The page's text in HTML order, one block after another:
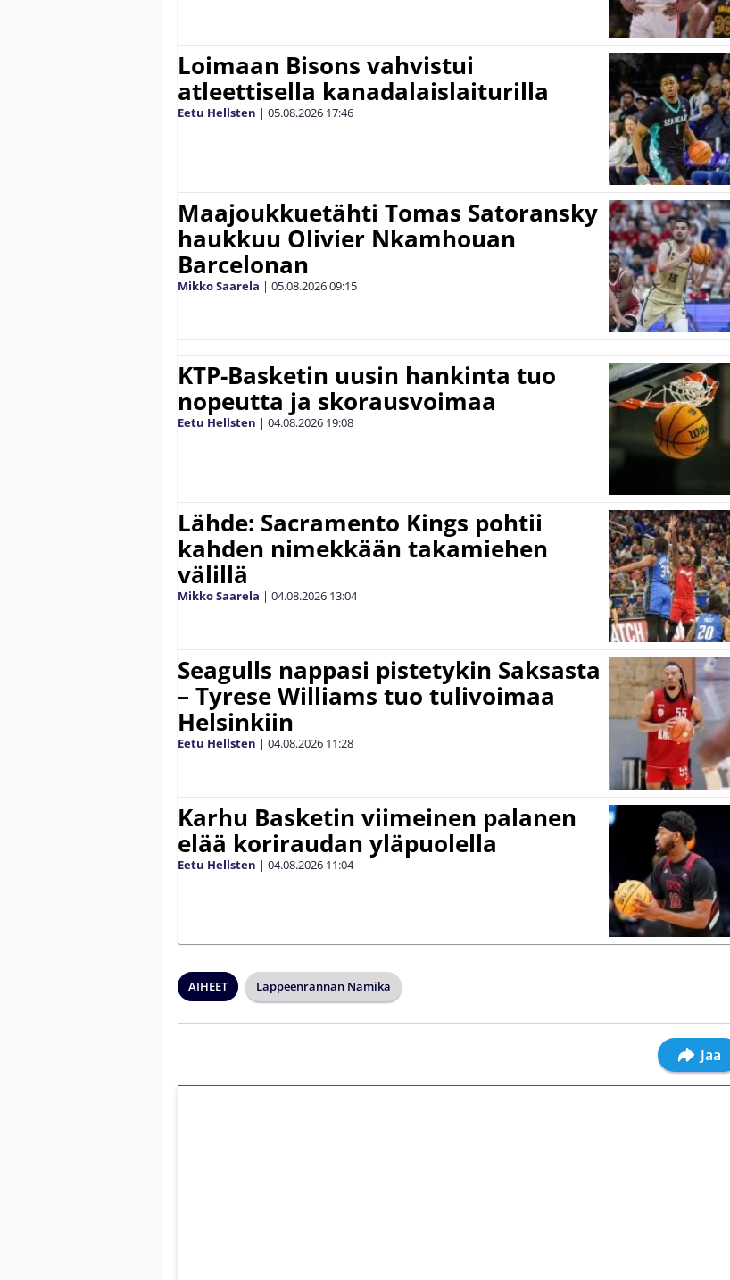
Loimaan Bisons vahvistui
atleettisella kanadalaislaiturilla
Eetu Hellsten | 05.08.2026 17:46
Maajoukkuetähti Tomas Satoransky
haukkuu Olivier Nkamhouan
Barcelonan
Mikko Saarela | 05.08.202609:15
KTP-Basketin uusin hankinta tuo
nopeutta ja skorausvoimaa
Eetu Hellsten | 04.08.2026 19:08
Lähde: Sacramento Kings pohtii
kahden nimekkään takamiehen
välillä
Mikko Saarela | 04.08.2026 13:04
Seagulls nappasi pistetykin Saksasta
– Tyrese Williams tuo tulivoimaa
Helsinkiin
Eetu Hellsten | 04.08.2026 11:28
Karhu Basketin viimeinen palanen
elää koriraudan yläpuolella
Eetu Hellsten | 04.08.2026 11:04
AIHEET Lappeenrannan Namika
Jaa